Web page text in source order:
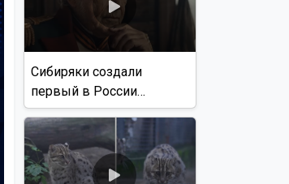
Сибиряки создали
первый в России
документальный фильм
с использованием ИИ